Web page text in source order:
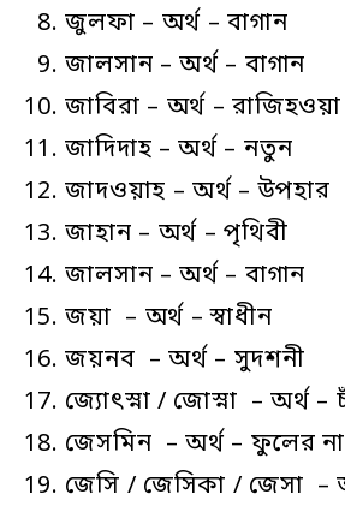
জুলফা – অর্থ – বাগান
জালসান – অর্থ – বাগান
জাবিরা – অর্থ – রাজিহওয়া
জাদিদাহ – অর্থ – নতুন
জাদওয়াহ – অর্থ – উপহার
জাহান – অর্থ – পৃথিবী
জালসান – অর্থ – বাগান
জয়া – অর্থ – স্বাধীন
জয়নব – অর্থ – সুদশনী
জ্যোৎস্না / জোস্না – অর্থ
জেসমিন – অর্থ – ফুলের
জেসি / জেসিকা / জেসা –